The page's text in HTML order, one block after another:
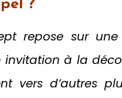
?
repose sur
invitation à la
vers d’autres